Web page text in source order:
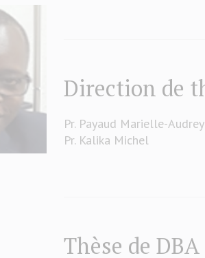
Direction de
Pr. Payaud Marielle-Audrey
Pr. Kalika Michel
Thèse de DBA